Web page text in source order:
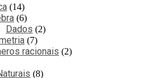
14
6
Dados 2
7
racionais 2
8